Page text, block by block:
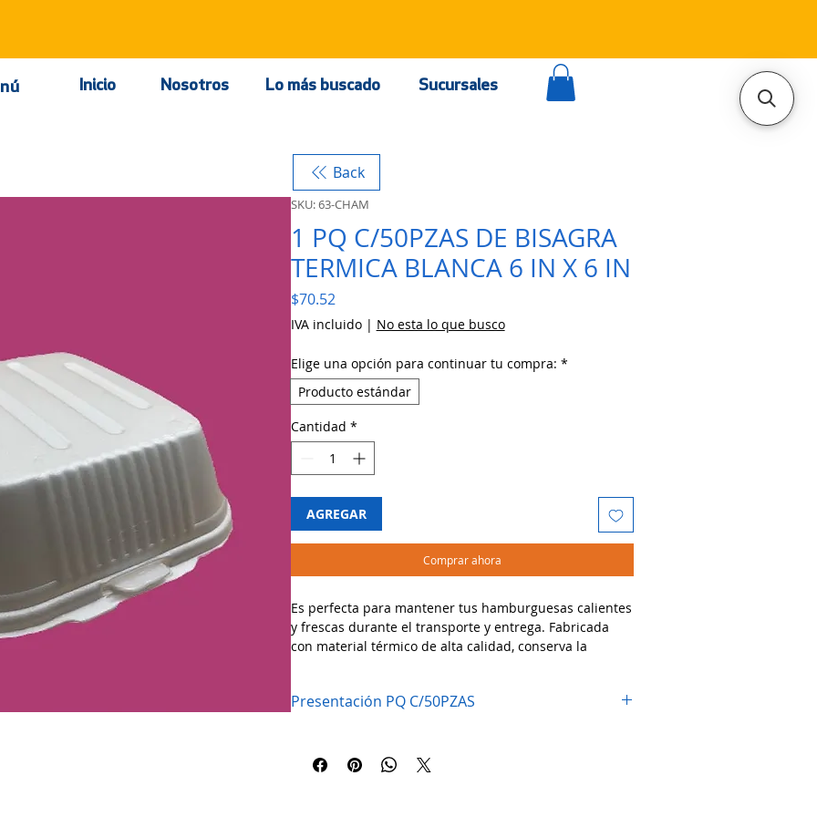
Inicio Nosotros Lo más buscado Sucursales
Back
SKU: 63-CHAM
1 PQ C/50PZAS DE BISAGRA
TERMICA BLANCA 6 IN X 6 IN
$70.52Precio
IVA incluido| No esta lo que busco
Elige una opción para continuar tu compra: *
Producto estándar
Cantidad *
AGREGAR
Comprar ahora
Es perfecta para mantener tus hamburguesas calientes
y frescas durante el transporte y entrega. Fabricada
con material térmico de alta calidad, conserva la
calientes.
Presentación PQ C/50PZAS